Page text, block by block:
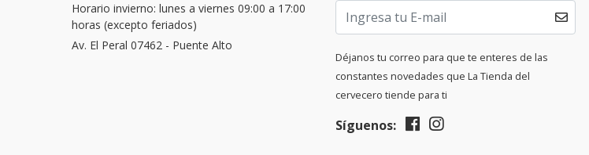
Horario invierno: lunes a viernes 09:00 a 17:00
horas (excepto feriados)
Av. El Peral 07462 - Puente Alto
Déjanos tu correo para que te enteres de las
constantes novedades que La Tienda del
cervecero tiende para ti
Síguenos: